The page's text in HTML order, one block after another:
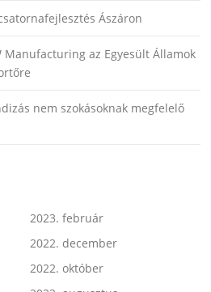
Ászáron
Manufacturing az Egyesült Államok
nem szokásoknak megfelelő
2023. február
2022. december
2022. október